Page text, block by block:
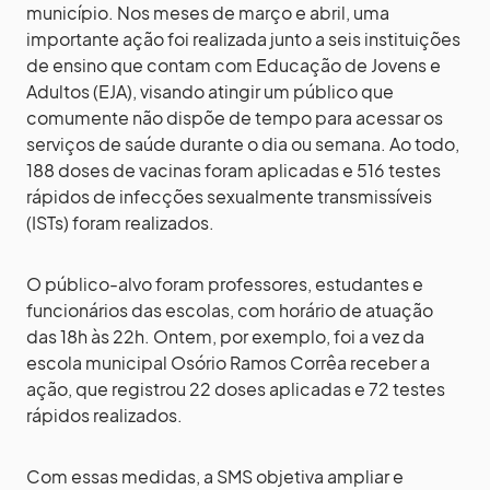
município. Nos meses de março e abril, uma
importante ação foi realizada junto a seis instituições
de ensino que contam com Educação de Jovens e
Adultos (EJA), visando atingir um público que
comumente não dispõe de tempo para acessar os
serviços de saúde durante o dia ou semana. Ao todo,
188 doses de vacinas foram aplicadas e 516 testes
rápidos de infecções sexualmente transmissíveis
(ISTs) foram realizados.
O público-alvo foram professores, estudantes e
funcionários das escolas, com horário de atuação
das 18h às 22h. Ontem, por exemplo, foi a vez da
escola municipal Osório Ramos Corrêa receber a
ação, que registrou 22 doses aplicadas e 72 testes
rápidos realizados.
Com essas medidas, a SMS objetiva ampliar e